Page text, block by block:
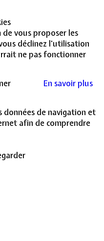
vous proposer les
déclinez l'utilisation
ne pas fonctionner
En savoir plus
données de navigation et
afin de comprendre